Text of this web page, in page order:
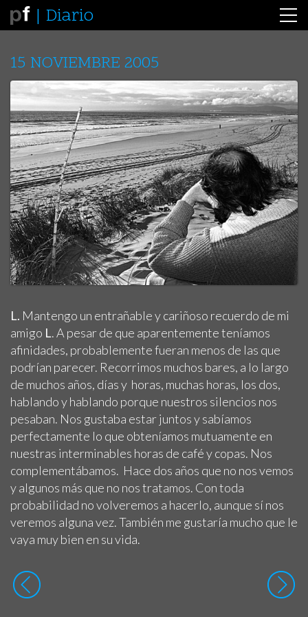
Diario
15 NOVIEMBRE 2005
L. Mantengo un entrañable y cariñoso recuerdo de mi
amigo L. A pesar de que aparentemente teníamos
afinidades, probablemente fueran menos de las que
podrían parecer. Recorrimos muchos bares, a lo largo
de muchos años, días y horas, muchas horas, los dos,
hablando y hablando porque nuestros silencios nos
pesaban. Nos gustaba estar juntos y sabíamos
perfectamente lo que obteníamos mutuamente en
nuestras interminables horas de café y copas. Nos
complementábamos. Hace dos años que no nos vemos
y algunos más que no nos tratamos. Con toda
probabilidad no volveremos a hacerlo, aunque sí nos
veremos alguna vez. También me gustaría mucho que le
vaya muy bien en su vida.